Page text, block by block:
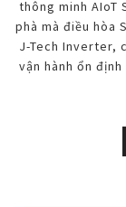
thông minh AIoT
phà mà điều hòa
J-Tech Inverter,
vận hành ổn